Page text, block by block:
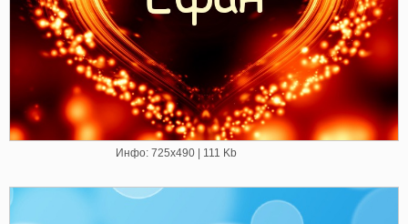
Инфо: 725х490 | 111 Kb